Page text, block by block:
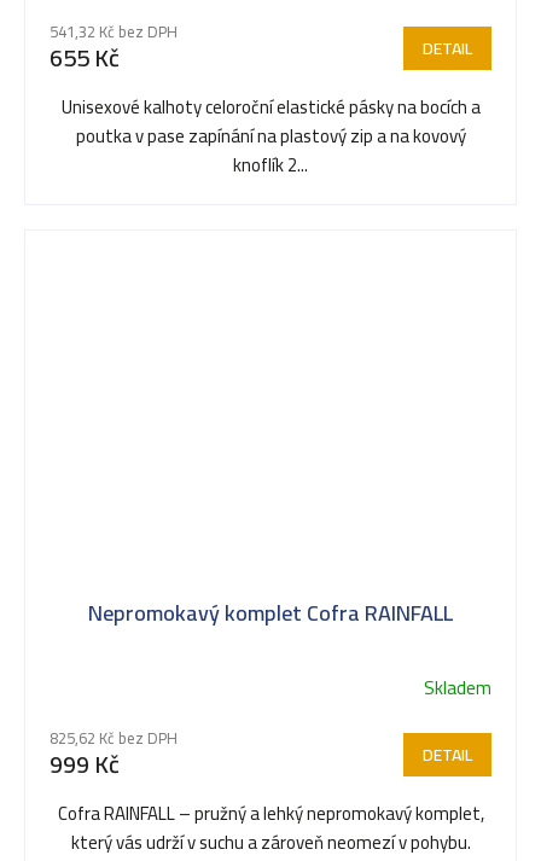
541,32 Kč bez DPH
655 Kč DETAIL
Unisexové kalhoty celoroční elastické pásky na bocích a
poutka v pase zapínání na plastový zip a na kovový
knoflík 2...
Nepromokavý komplet Cofra RAINFALL
Skladem
825,62 Kč bez DPH
999 Kč DETAIL
Cofra RAINFALL – pružný a lehký nepromokavý komplet,
který vás udrží v suchu a zároveň neomezí v pohybu.